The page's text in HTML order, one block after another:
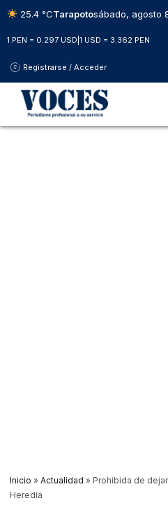
25.4 °CTarapotosábado, agosto
1 PEN = 0.297 USD 1 USD = 3.362 PEN
Registrarse / Acceder
Inicio » Actualidad » Prohibida de
Heredia